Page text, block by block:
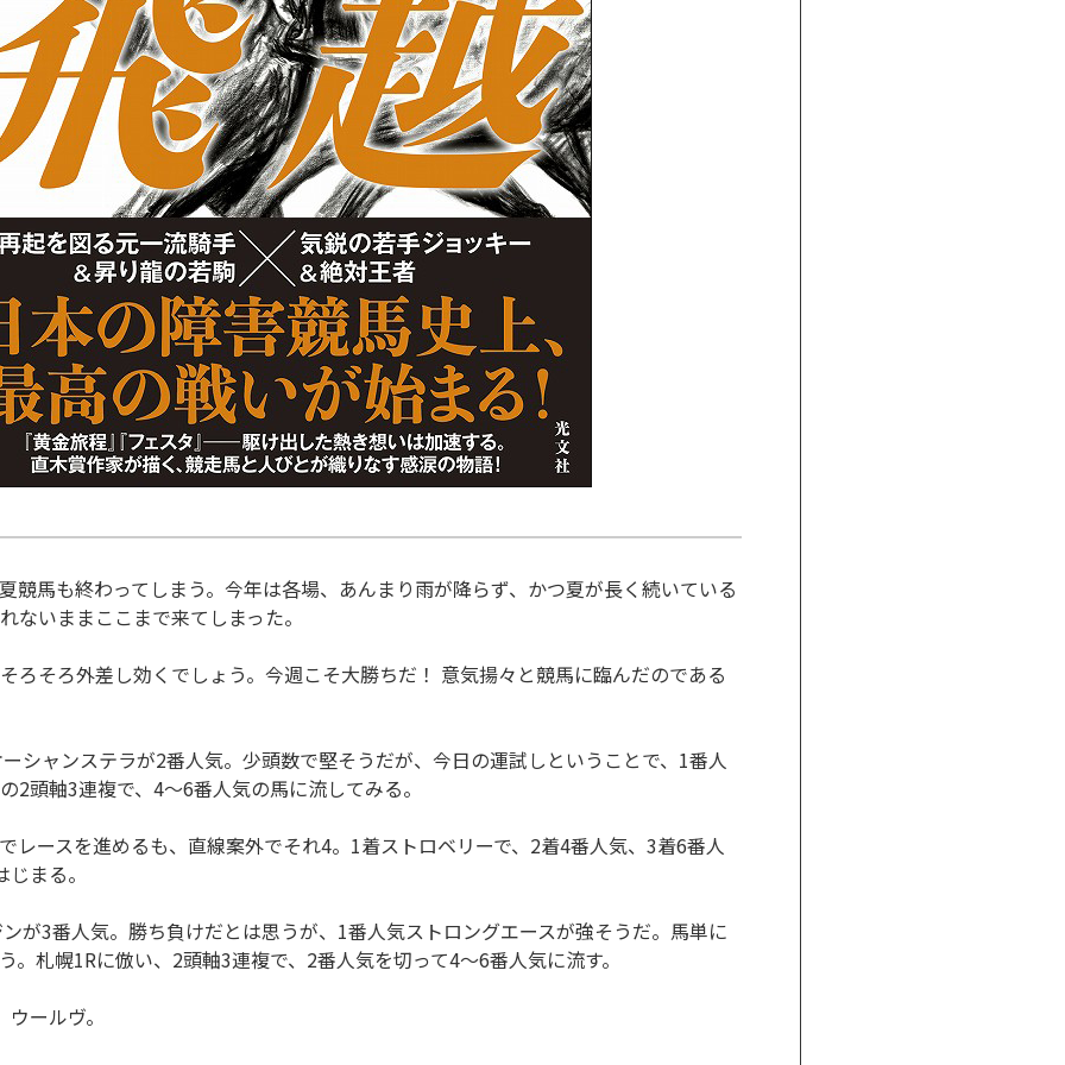
馬も終わってしまう。今年は各場、あんまり雨が降らず、かつ夏が長く続いている
ないままここまで来てしまった。
そろ外差し効くでしょう。今週こそ大勝ちだ！ 意気揚々と競馬に臨んだのである
ャンステラが2番人気。少頭数で堅そうだが、今日の運試しということで、1番人
2頭軸3連複で、4～6番人気の馬に流してみる。
ースを進めるも、直線案外でそれ4。1着ストロベリーで、2着4番人気、3着6番人
まる。
3番人気。勝ち負けだとは思うが、1番人気ストロングエースが強そうだ。馬単に
。札幌1Rに倣い、2頭軸3連複で、2番人気を切って4～6番人気に流す。
ールヴ。